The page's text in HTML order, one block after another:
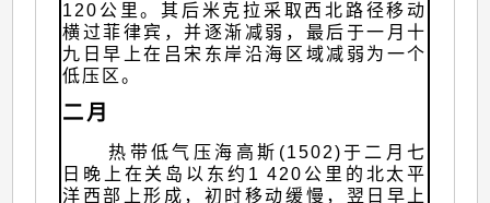
120公里。其后米克拉采取西北路径移动
横过菲律宾，并逐渐减弱，最后于一月十
九日早上在吕宋东岸沿海区域减弱为一个
低压区。
二月
热带低气压海高斯(1502)于二月七
日晚上在关岛以东约1 420公里的北太平
洋西部上形成，初时移动缓慢，翌日早上